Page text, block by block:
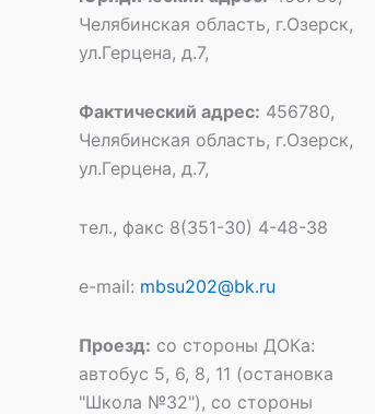
Челябинская область, г.Озерск,
ул.Герцена, д.7,
Фактический адрес: 456780,
Челябинская область, г.Озерск,
ул.Герцена, д.7,
тел., факс 8(351-30) 4-48-38
e-mail: mbsu202@bk.ru
Проезд: со стороны ДОКа:
автобус 5, 6, 8, 11 (остановка
"Школа №32"), со стороны